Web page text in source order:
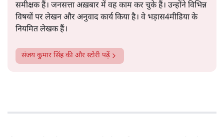
समीक्षक हैं। जनसत्ता अख़बार में वह काम कर चुके हैं। उन्होंने विभिन्न
विषयों पर लेखन और अनुवाद कार्य किया है। वे भड़ास4मीडिया के
नियमित लेखक हैं।
संजय कुमार सिंहकी और स्टोरी पढ़ें